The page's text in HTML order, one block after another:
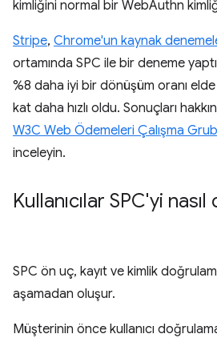
kimliğini normal bir WebAuthn
Stripe, Chrome'un kaynak
ortamında SPC ile bir deneme
%8 daha iyi bir dönüşüm oranı
kat daha hızlı oldu. Sonuçları
W3C Web Ödemeleri Çalışma
inceleyin.
Kullanıcılar SPC'yi
SPC ön uç, kayıt ve kimlik
aşamadan oluşur.
Müşterinin önce kullanıcı